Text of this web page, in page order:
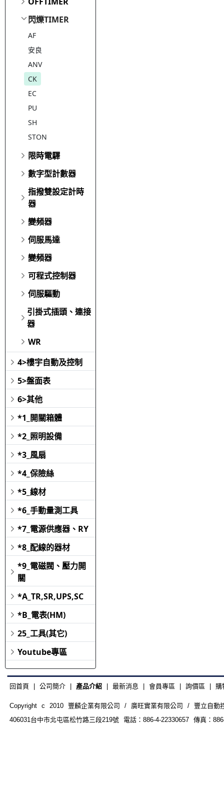
閃爍TIMER
AF
安良
ANV
CK
EC
PU
SH
STON
限時電驛
數字型計數器
指撥雙設定計時
器
變頻器
伺服馬達
變頻器
可程式控制器
伺服驅動
引掛式插頭、連接
器
WR
4>樓宇自動及控制
5>盤面表
6>其他
*1_開關箱體
*2_照明設備
*3_風扇
*4_保險絲
*5_線材
*6_手動量測工具
*7_電源供應器、RY
*8_配線的器材
*9_電磁閥、壓力開
關
*A_TR,SR,UPS,SC
*B_電表(HM)
25_工具(其它)
Youtube專區
回首頁 公司簡介| 產品介紹| 最新消息 會員專區 詢價區 購
Copyright c 2010 豐麟企業有限公司 / 廣旺實業有限公司 / 豐立自動
406031台中市北屯區松竹路三段219號 電話：886-4-22330657 傳真：